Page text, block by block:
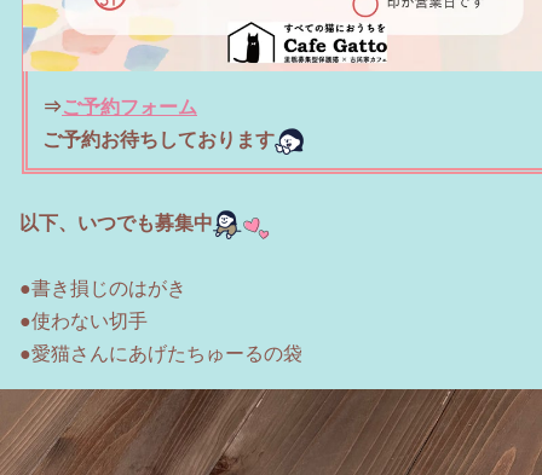
⇒ご予約フォーム
ご予約お待ちしております
以下、いつでも募集中
●書き損じのはがき
●使わない切手
●愛猫さんにあげたちゅーるの袋